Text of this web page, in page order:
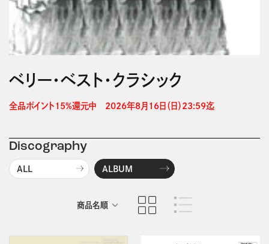
ベリー・ベスト・クラシック
全品ポイント15%還元中　2026年8月16日（日）23:59迄
Discography
ALL ALBUM
商品名順